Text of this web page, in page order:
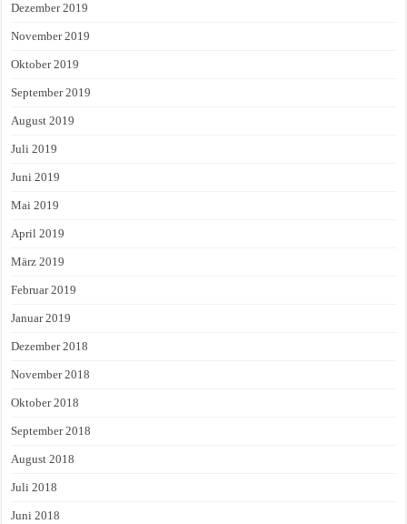
Dezember 2019
November 2019
Oktober 2019
September 2019
August 2019
Juli 2019
Juni 2019
Mai 2019
April 2019
März 2019
Februar 2019
Januar 2019
Dezember 2018
November 2018
Oktober 2018
September 2018
August 2018
Juli 2018
Juni 2018